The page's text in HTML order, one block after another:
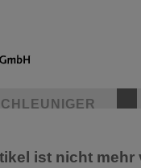
ist nicht mehr